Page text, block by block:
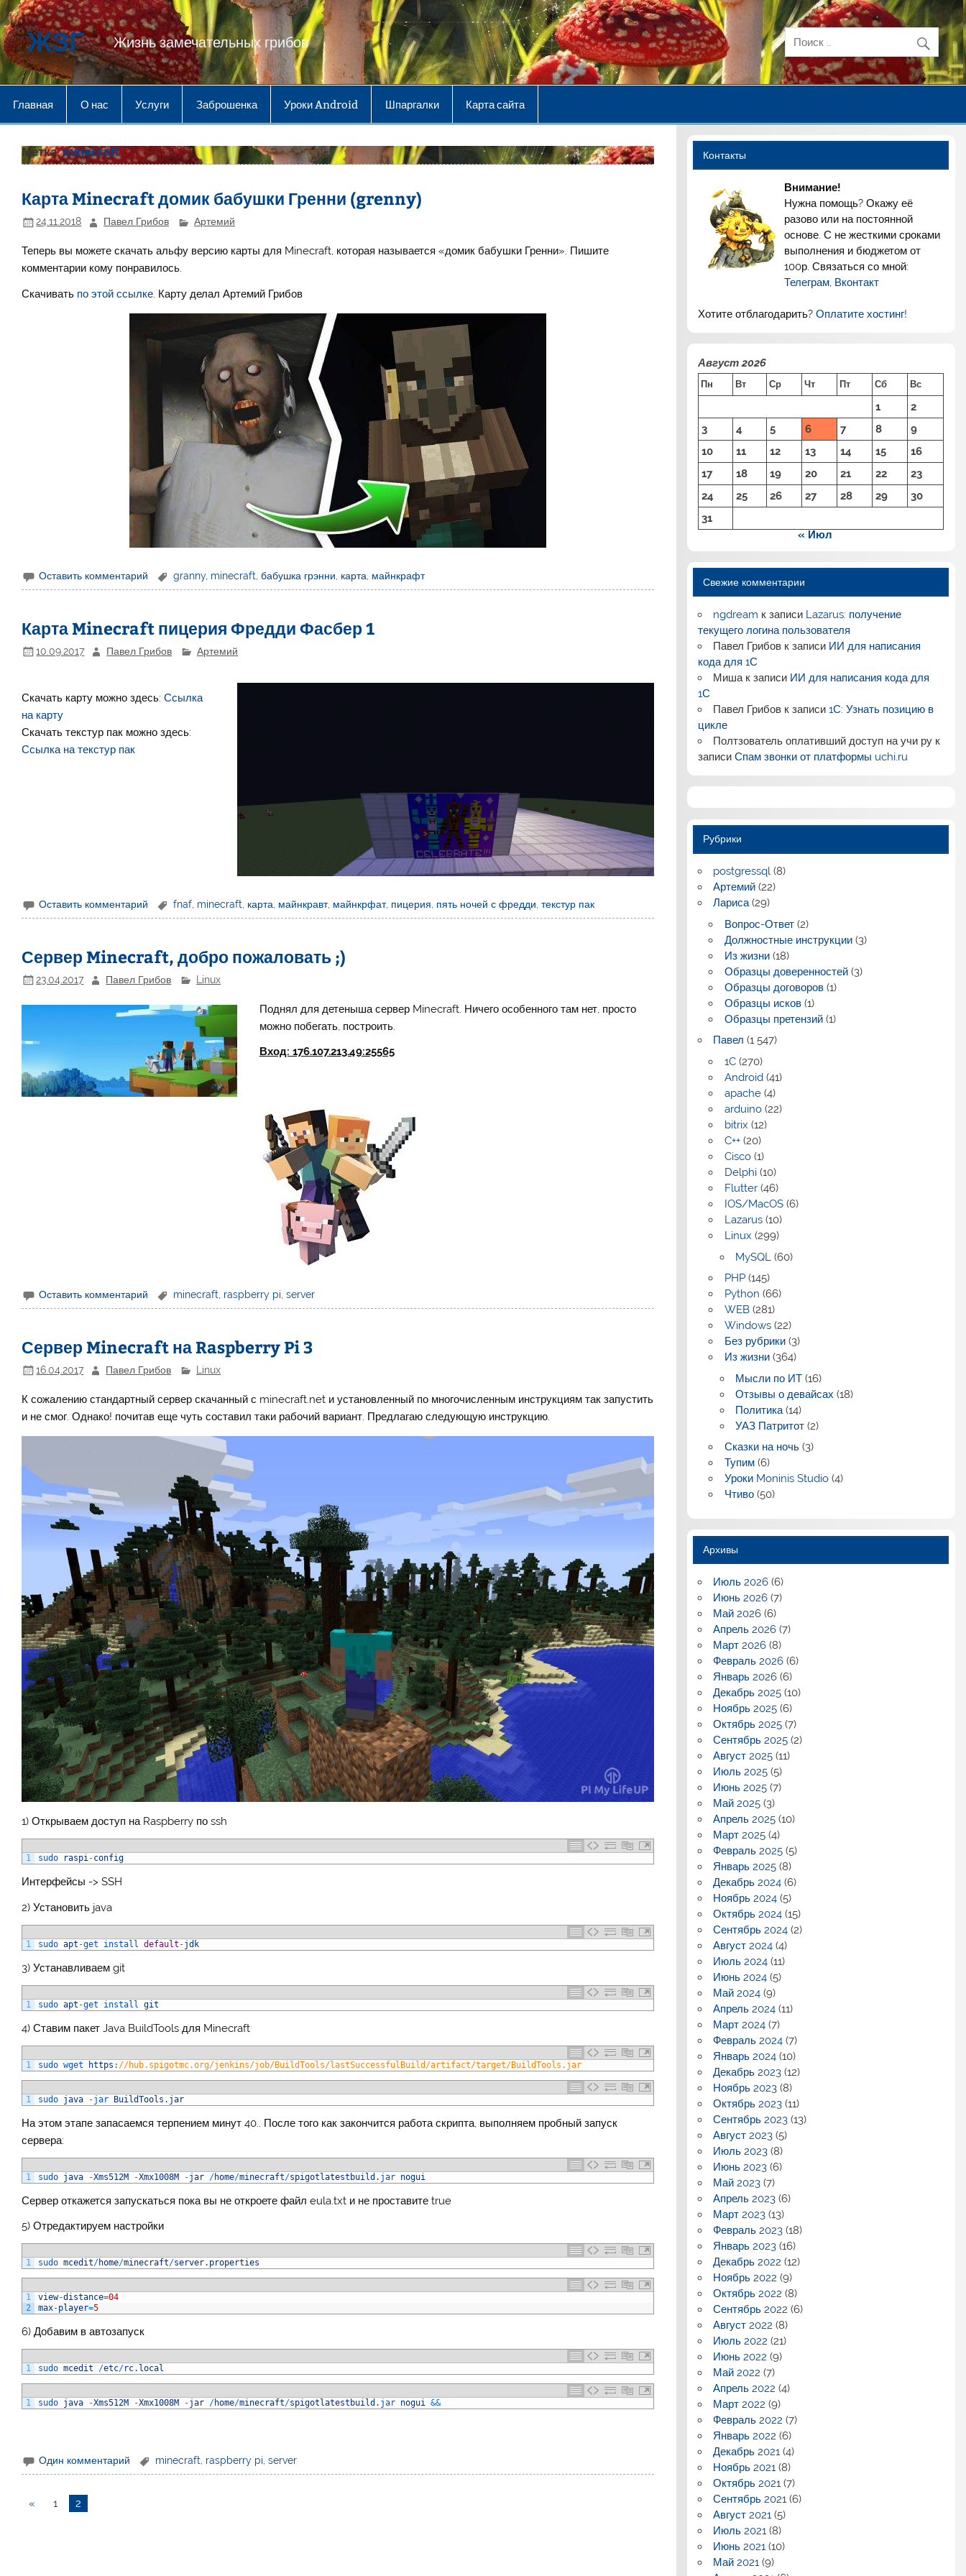
Перейти
к
содержимому
ЖЗГ Жизнь замечательных грибов
Главная О нас Услуги Заброшенка Уроки Android Шпаргалки Карта сайта
Метка:minecraft
Карта Minecraft домик бабушки Гренни (grenny)
24.11.2018 Павел Грибов Артемий
Теперь вы можете скачать альфу версию карты для Minecraft, которая называется «домик бабушки Гренни». Пишите
комментарии кому понравилось.
Скачивать по этой ссылке . Карту делал Артемий Грибов
Оставить комментарий granny, minecraft ,бабушка грэнни карта майнкрафт
Карта Minecraft пицерия Фредди Фасбер 1
10.09.2017 Павел Грибов Артемий
Скачать карту можно здесь:Ссылка
на карту
Скачать текстур пак можно здесь:
Ссылка на текстур пак
Оставить комментарий fnaf minecraft карта майнкравт, майнкрфат, пицерия пять ночей с фредди ,текстур пак
Сервер Minecraft, добро пожаловать ;)
23.04.2017 Павел Грибов Linux
Поднял для детеныша сервер Minecraft. Ничего особенного там нет, просто
можно побегать, построить.
Вход: 176.107.213.49:25565
Оставить комментарий minecraft raspberry pi ,server
Сервер Minecraft на Raspberry Pi 3
16.04.2017 Павел Грибов Linux
К сожалению стандартный сервер скачанный с minecraft.net и установленный по многочисленным инструкциям так запустить
и не смог. Однако! почитав еще чуть составил таки рабочий вариант. Предлагаю следующую инструкцию.
1) Открываем доступ на Raspberry по ssh
1 sudo raspi-config
Интерфейсы -> SSH
2) Установить java
1 sudo apt -get install default -jdk
3) Устанавливаем git
1 sudo apt -get install git
4) Ставим пакет Java BuildTools для Minecraft
1 sudo wget https : //hub.spigotmc.org/jenkins/job/BuildTools/lastSuccessfulBuild/artifact/target/BuildTools.jar
1 sudo java -jar BuildTools . jar
На этом этапе запасаемся терпением минут 40.. После того как закончится работа скрипта, выполняем пробный запуск
сервера:
1 sudo java -Xms512M -Xmx1008M -jar /home/minecraft/spigotlatestbuild . jar nogui
Сервер откажется запускаться пока вы не откроете файл eula.txt и не проставите true
5) Отредактируем настройки
1 sudo mcedit/home/minecraft/server. properties
1
2
view-distance=04
max-player=5
6) Добавим в автозапуск
1 sudo mcedit /etc/rc. local
1 sudo java -Xms512M -Xmx1008M -jar /home/minecraft/spigotlatestbuild . jar nogui &&
Один комментарий minecraft raspberry pi ,server
« 1 2
Контакты
Внимание!
Нужна помощь? Окажу её
разово или на постоянной
основе. С не жесткими сроками
выполнения и бюджетом от
100р. Связаться со мной:
Телеграм Вконтакт
Хотите отблагодарить?Оплатите хостинг!
Август 2026
Пн Вт Ср Чт Пт Сб Вс
1
2
3
4 5 6 7 8
9
10
11 12 13 14 15
16
17
18 19 20 21 22
23
24
25 26 27 28 29
30
31
« Июл
Свежие комментарии
ngdream к записи Lazarus: получение
текущего логина пользователя
Павел Грибов к записи ИИ для написания
кода для 1С
Мишак записи ИИ для написания кода для
1С
Павел Грибов к записи1С: Узнать позицию в
цикле
Полтзователь оплативший доступ на учи ру к
записиСпам звонки от платформы uchi.ru
Рубрики
postgressql (8)
Артемий (22)
Лариса(29)
Вопрос-Ответ(2)
Должностные инструкции(3)
Из жизни(18)
Образцы доверенностей(3)
Образцы договоров(1)
Образцы исков(1)
Образцы претензий(1)
Павел (1 547)
1C(270)
Android(41)
apache(4)
arduino(22)
bitrix (12)
C++(20)
Cisco(1)
Delphi(10)
Flutter(46)
IOS/MacOS(6)
Lazarus(10)
Linux (299)
MySQL(60)
PHP(145)
Python (66)
WEB(281)
Windows(22)
Без рубрики(3)
Из жизни(364)
Мысли по ИТ(16)
Отзывы о девайсах (18)
Политика(14)
УАЗ Патритот(2)
Сказки на ночь(3)
Тупим(6)
Уроки Moninis Studio(4)
Чтиво(50)
Архивы
Июль 2026 (6)
Июнь 2026 (7)
Май 2026 (6)
Апрель 2026 (7)
Март 2026 (8)
Февраль 2026 (6)
Январь 2026 (6)
Декабрь 2025 (10)
Ноябрь 2025 (6)
Октябрь 2025 (7)
Сентябрь 2025 (2)
Август 2025 (11)
Июль 2025 (5)
Июнь 2025 (7)
Май 2025 (3)
Апрель 2025 (10)
Март 2025 (4)
Февраль 2025 (5)
Январь 2025 (8)
Декабрь 2024 (6)
Ноябрь 2024 (5)
Октябрь 2024 (15)
Сентябрь 2024 (2)
Август 2024 (4)
Июль 2024 (11)
Июнь 2024 (5)
Май 2024 (9)
Апрель 2024 (11)
Март 2024 (7)
Февраль 2024 (7)
Январь 2024 (10)
Декабрь 2023 (12)
Ноябрь 2023 (8)
Октябрь 2023 (11)
Сентябрь 2023 (13)
Август 2023 (5)
Июль 2023 (8)
Июнь 2023 (6)
Май 2023 (7)
Апрель 2023 (6)
Март 2023 (13)
Февраль 2023 (18)
Январь 2023 (16)
Декабрь 2022 (12)
Ноябрь 2022 (9)
Октябрь 2022 (8)
Сентябрь 2022 (6)
Август 2022 (8)
Июль 2022 (21)
Июнь 2022 (9)
Май 2022 (7)
Апрель 2022 (4)
Март 2022 (9)
Февраль 2022 (7)
Январь 2022 (6)
Декабрь 2021 (4)
Ноябрь 2021 (8)
Октябрь 2021 (7)
Сентябрь 2021 (6)
Август 2021 (5)
Июль 2021 (8)
Июнь 2021 (10)
Май 2021 (9)